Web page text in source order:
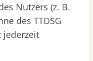
Nutzers (z. B.
des TTDSG
jederzeit